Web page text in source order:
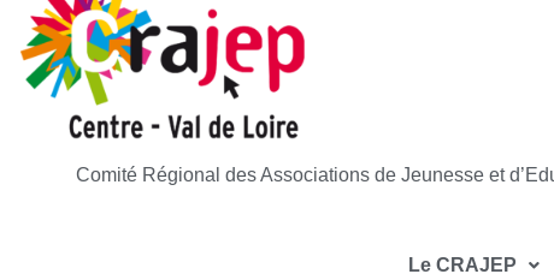
Comité Régional des Associations de Jeunesse et
Le CRAJEP